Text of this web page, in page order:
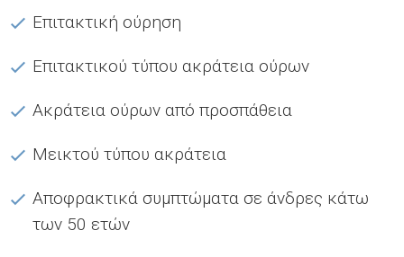
Επιτακτική ούρηση
Επιτακτικού τύπου ακράτεια ούρων
Ακράτεια ούρων από προσπάθεια
Μεικτού τύπου ακράτεια
Αποφρακτικά συμπτώματα σε άνδρες κάτω
των 50 ετών